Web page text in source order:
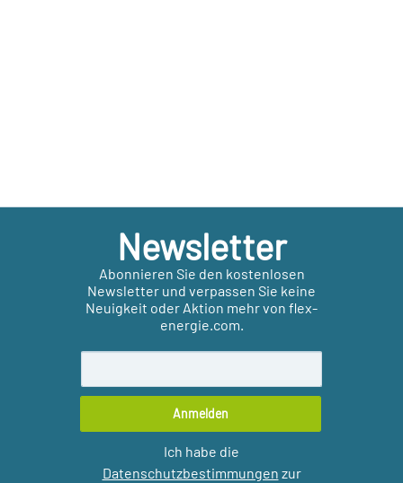
Newsletter
Abonnieren Sie den kostenlosen
Newsletter und verpassen Sie keine
Neuigkeit oder Aktion mehr von flex-
energie.com.
Anmelden
Ich habe die
Datenschutzbestimmungen zur